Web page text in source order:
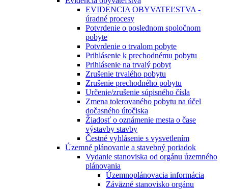
EVIDENCIA OBYVATEĽSTVA -
úradné procesy
Potvrdenie o poslednom spoločnom
pobyte
Potvrdenie o trvalom pobyte
Prihlásenie k prechodnému pobytu
Prihlásenie na trvalý pobyt
Zrušenie trvalého pobytu
Zrušenie prechodného pobytu
Určenie/zrušenie súpisného čísla
Zmena tolerovaného pobytu na účel
dočasného útočiska
Žiadosť o oznámenie mesta o čase
výstavby stavby
Čestné vyhlásenie s vysvetlením
Územné plánovanie a stavebný poriadok
Vydanie stanoviska od orgánu územného
plánovania
Územnoplánovacia informácia
Záväzné stanovisko orgánu